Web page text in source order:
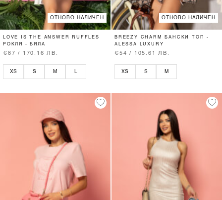
ОТНОВО НАЛИЧЕН
LOVE IS THE ANSWER RUFFLES
РОКЛЯ - БЯЛА
€87 / 170.16 ЛВ.
XS S M
ОТНОВО НАЛИЧЕН
BREEZY CHARM БАНСКИ ТОП -
ALESSA LUXURY
€54 / 105.61 ЛВ.
XS S M